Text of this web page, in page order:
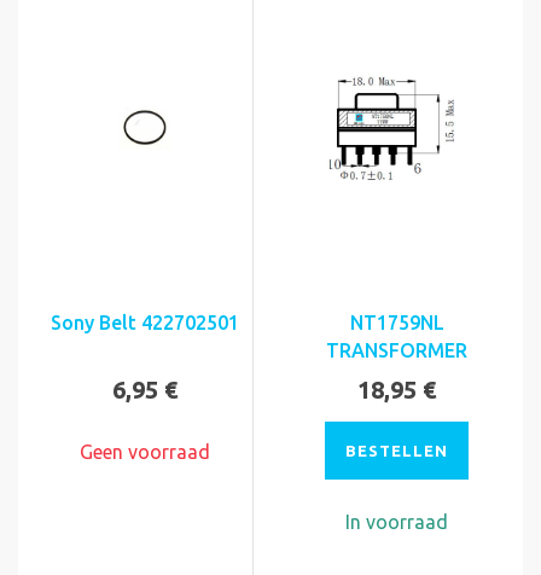
Sony Belt 422702501
6,95 €
Geen voorraad
NT1759NL
TRANSFORMER
18,95 €
BESTELLEN
In voorraad